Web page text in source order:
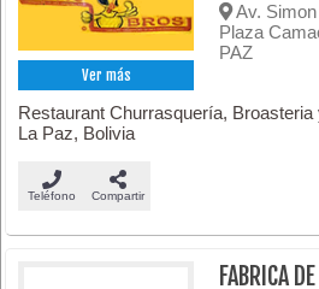
Ver más
Av.
Plaza
PAZ
Restaurant Churrasquería,
La Paz, Bolivia
Teléfono Compartir
FABRICA